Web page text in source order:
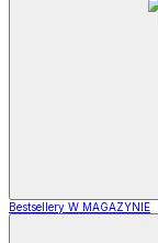
Bestsellery W MAGAZYNIE